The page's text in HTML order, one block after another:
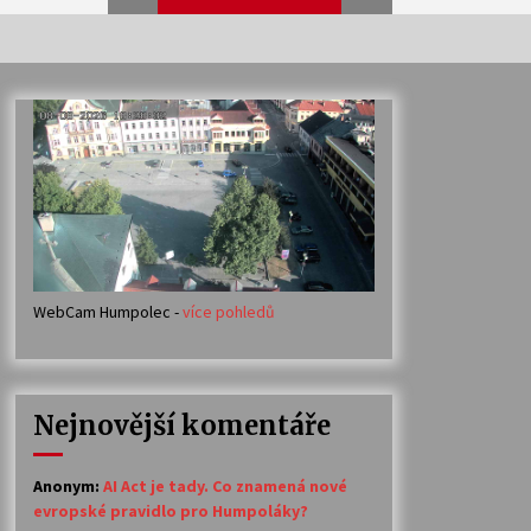
Veselí muzikanti
30. 7. 2026
Votavžatský ploty
23. 7. 2026
14. 7. 2026
30. 6. 2026
WebCam Humpolec -více pohledů
Nejnovější komentáře
Anonym: AI Act je tady. Co znamená nové
evropské pravidlo pro Humpoláky?